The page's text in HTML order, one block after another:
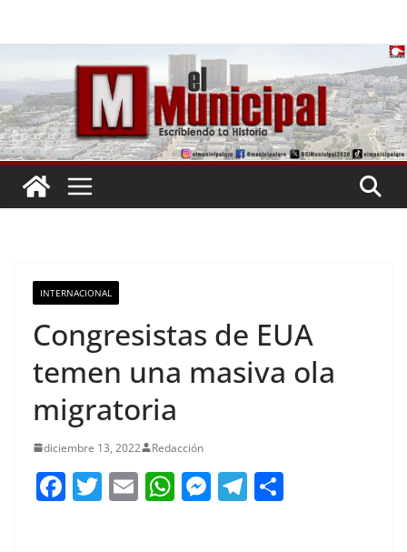
INTERNACIONAL
Congresistas de EUA
temen una masiva ola
migratoria
diciembre 13, 2022 Redacción
F T E W M T